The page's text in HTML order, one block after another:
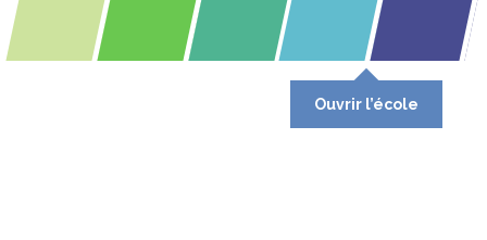
Ouvrir l’école